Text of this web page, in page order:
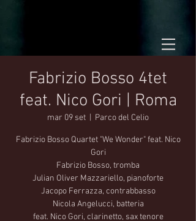
Fabrizio Bosso 4tet
feat. Nico Gori | Roma
mar 09 set Parco del Celio
Fabrizio Bosso Quartet "We Wonder" feat. Nico
Gori
Fabrizio Bosso, tromba
Julian Oliver Mazzariello, pianoforte
Jacopo Ferrazza, contrabbasso
Nicola Angelucci, batteria
feat. Nico Gori, clarinetto, sax tenore